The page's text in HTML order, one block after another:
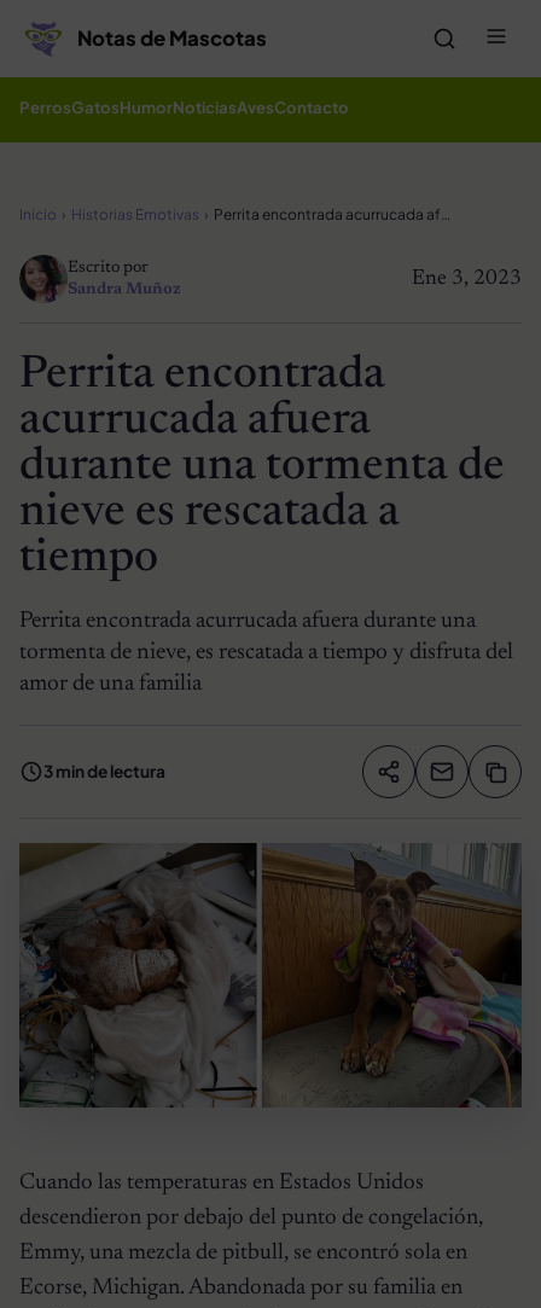
Notas de Mascotas
PerrosGatosHumorNoticiasAvesContacto
Inicio Historias Emotivas Perrita encontrada acurrucada afuera durante una tormenta de nieve es rescatada a tiempo
Ene 3, 2023
Escrito por
Sandra Muñoz
Perrita encontrada
acurrucada afuera
durante una tormenta de
nieve es rescatada a
tiempo
Perrita encontrada acurrucada afuera durante una
tormenta de nieve, es rescatada a tiempo y disfruta del
amor de una familia
3 min de lectura Compartir
Cuando las temperaturas en Estados Unidos
descendieron por debajo del punto de congelación,
Emmy, una mezcla de pitbull, se encontró sola en
Ecorse, Michigan. Abandonada por su familia en